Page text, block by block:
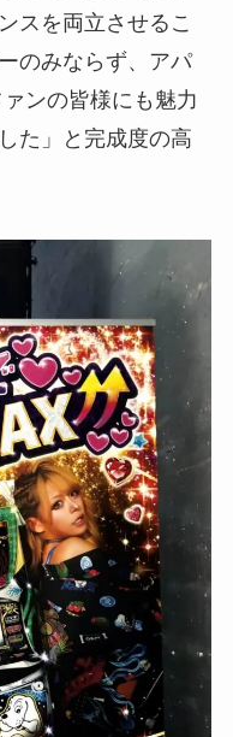
スを両立させるこ
のみならず、アパ
ンの皆様にも魅力
た」と完成度の高